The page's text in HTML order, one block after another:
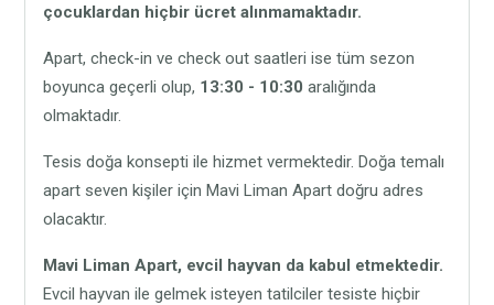
çocuklardan hiçbir ücret alınmamaktadır.
Apart, check-in ve check out saatleri ise tüm sezon
boyunca geçerli olup, 13:30 - 10:30 aralığında
olmaktadır.
Tesis doğa konsepti ile hizmet vermektedir. Doğa temalı
apart seven kişiler için Mavi Liman Apart doğru adres
olacaktır.
Mavi Liman Apart, evcil hayvan da kabul etmektedir.
Evcil hayvan ile gelmek isteyen tatilciler tesiste hiçbir